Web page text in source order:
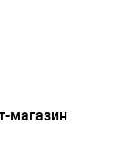
магазин